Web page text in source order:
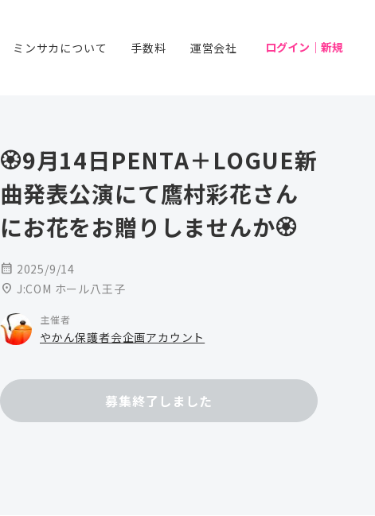
ミンサカについて 手数料 運営会社 ログイン｜新規
🏵️9月14日PENTA＋LOGUE新
曲発表公演にて鷹村彩花さん
にお花をお贈りしませんか🏵️
calendar_month 2025/9/14
location_on J:COM ホール八王子
主催者
やかん保護者会企画アカウント
募集終了しました